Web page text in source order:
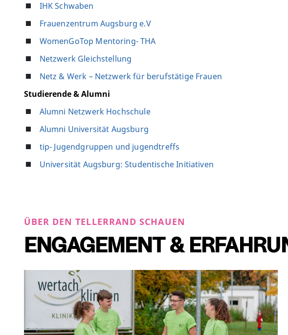
IHK Schwaben
Frauenzentrum Augsburg e.V
WomenGoTop Mentoring- THA
Netzwerk Gleichstellung
Netz & Werk – Netzwerk für berufstätige Frauen
Studierende & Alumni
Alumni Netzwerk Hochschule
Alumni Universität Augsburg
tip- Jugendgruppen und jugendtreffs
Universität Augsburg: Studentische Initiativen
ÜBER DEN TELLERRAND SCHAUEN
ENGAGEMENT &